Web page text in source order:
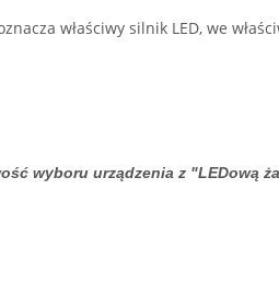
właściwy silnik LED, we
wyboru urządzenia z "LEDową